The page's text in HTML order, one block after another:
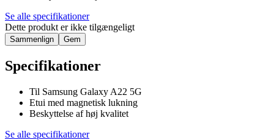
Se alle specifikationer
Dette produkt er ikke tilgængeligt
Sammenlign Gem
Specifikationer
Til Samsung Galaxy A22 5G
Etui med magnetisk lukning
Beskyttelse af høj kvalitet
Se alle specifikationer